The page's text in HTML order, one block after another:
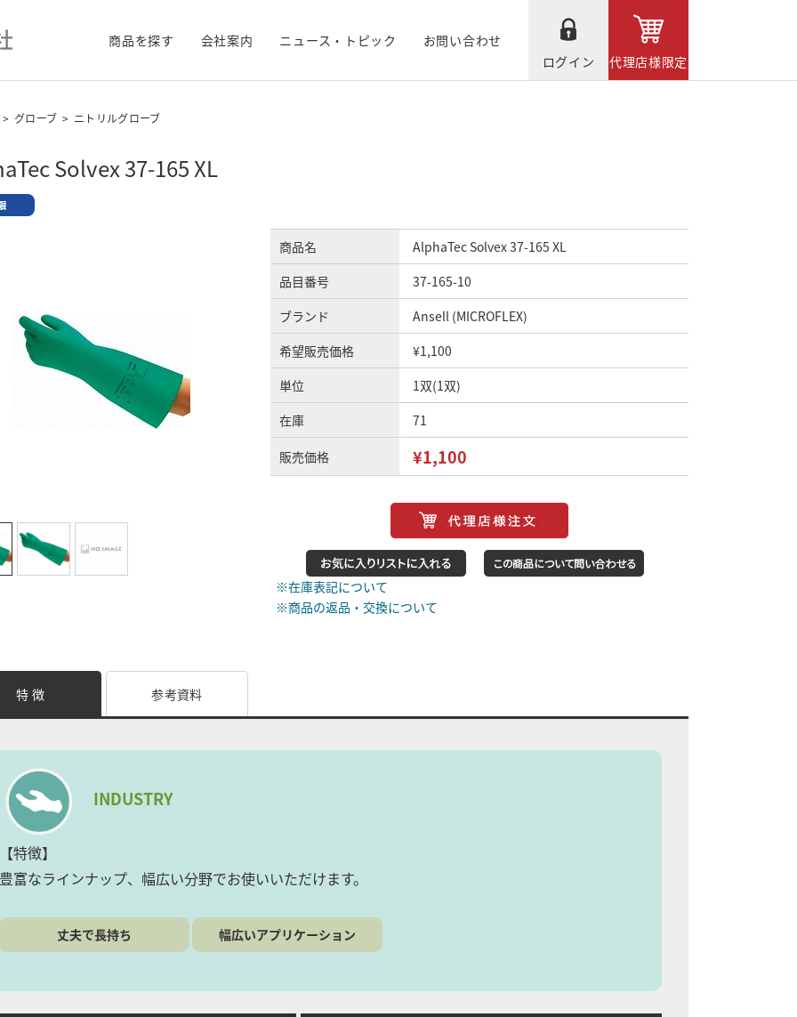
商品を探す 会社案内 ニュース・トピック
お問い合わせ
ログイン
代理店様限定
> グローブ > ニトリルグローブ
Solvex 37-165 XL
商品名
AlphaTec Solvex 37-165 XL
品目番号
37-165-10
ブランド
Ansell (MICROFLEX)
希望販売価格
¥1,100
単位
1双(1双)
在庫
71
販売価格 ¥1,100
※在庫表記について
※商品の返品・交換について
特 徴 参考資料
INDUSTRY
【特徴】
豊富なラインナップ、幅広い分野でお使いいただけます。
丈夫で長持ち 幅広いアプリケーション